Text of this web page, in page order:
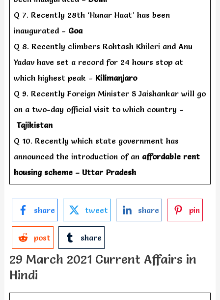
Q 7. Recently 28th ‘Hunar Haat’ has been
inaugurated – Goa
Q 8. Recently climbers Rohtash Khileri and Anu
Yadav have set a record for 24 hours stop at
which highest peak – Kilimanjaro
Q 9. Recently Foreign Minister S Jaishankar will go
on a two-day official visit to which country –
Tajikistan
Q 10. Recently which state government has
announced the introduction of an affordable rent
housing scheme – Uttar Pradesh
share tweet share pin
post share
29 March 2021 Current Affairs in
Hindi